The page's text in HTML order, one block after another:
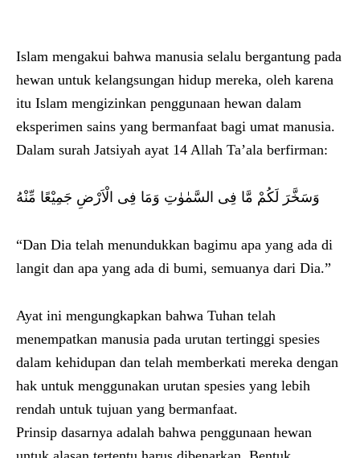
Islam mengakui bahwa manusia selalu bergantung pada
hewan untuk kelangsungan hidup mereka, oleh karena
itu Islam mengizinkan penggunaan hewan dalam
eksperimen sains yang bermanfaat bagi umat manusia.
Dalam surah Jatsiyah ayat 14 Allah Ta’ala berfirman:
وَسَخَّرَ لَكُمْ مَّا فِى السَّمٰوٰتِ وَمَا فِى الْاَرْضِ جَمِيْعًا مِّنْهُ
“Dan Dia telah menundukkan bagimu apa yang ada di
langit dan apa yang ada di bumi, semuanya dari Dia.”
Ayat ini mengungkapkan bahwa Tuhan telah
menempatkan manusia pada urutan tertinggi spesies
dalam kehidupan dan telah memberkati mereka dengan
hak untuk menggunakan urutan spesies yang lebih
rendah untuk tujuan yang bermanfaat.
Prinsip dasarnya adalah bahwa penggunaan hewan